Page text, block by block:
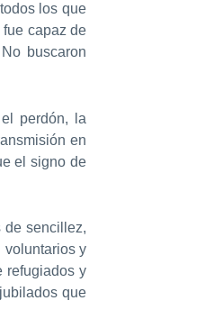
los que
capaz de
buscaron
perdón, la
en
el signo de
de sencillez,
voluntarios y
refugiados y
que